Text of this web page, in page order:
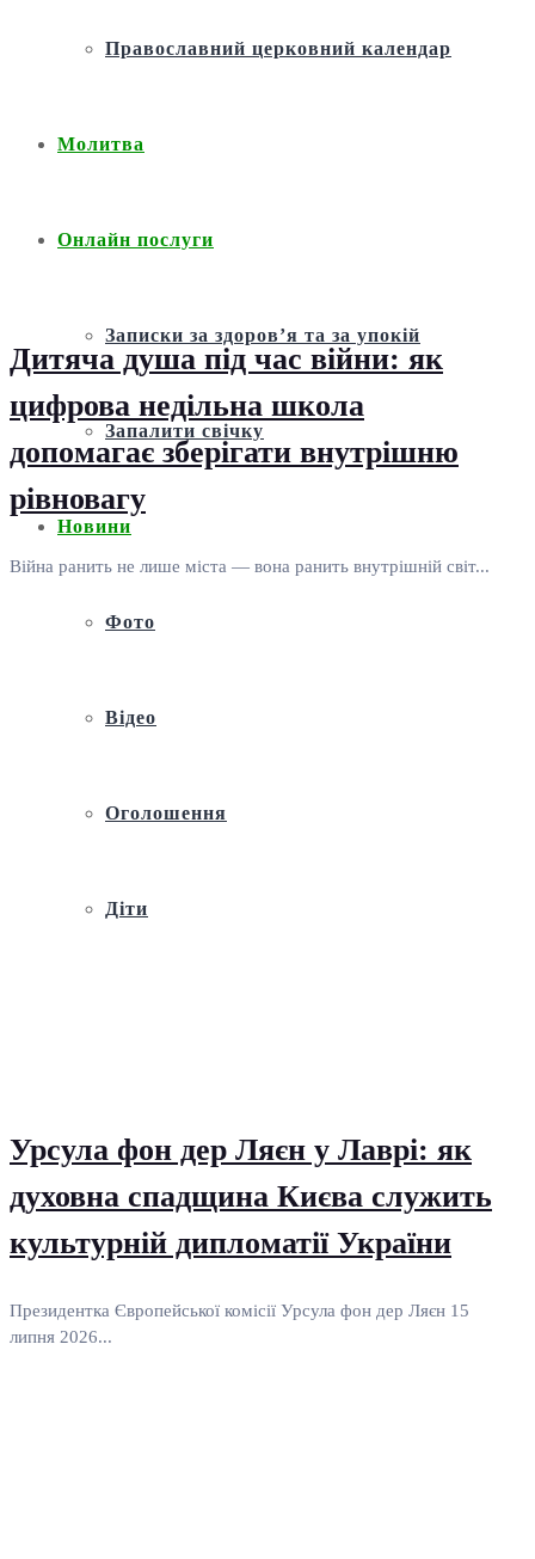
Православний церковний календар
Молитва
Онлайн послуги
Записки за здоров’я та за упокій
Запалити свічку
Новини
Фото
Відео
Оголошення
Діти
Дитяча душа під час війни: як
цифрова недільна школа
допомагає зберігати внутрішню
рівновагу
Війна ранить не лише міста — вона ранить внутрішній світ...
Урсула фон дер Ляєн у Лаврі: як
духовна спадщина Києва служить
культурній дипломатії України
Президентка Європейської комісії Урсула фон дер Ляєн 15
липня 2026...